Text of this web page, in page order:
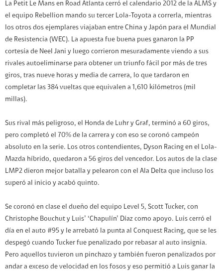
La Petit Le Mans en Road Atlanta cerró el calendario 2012 de la ALMS y
el equipo Rebellion mando su tercer Lola-Toyota a correrla, mientras
los otros dos ejemplares viajaban entre China y Japón para el Mundial
de Resistencia (WEC). La apuesta fue buena pues ganaron la PP
cortesía de Neel Jani y luego corrieron mesuradamente viendo a sus
rivales autoeliminarse para obtener un triunfo fácil por más de tres
giros, tras nueve horas y media de carrera, lo que tardaron en
completar las 384 vueltas que equivalen a 1,610 kilómetros (mil
millas).
Sus rival más peligroso, el Honda de Luhr y Graf, terminó a 60 giros,
pero completó el 70% de la carrera y con eso se coronó campeón
absoluto en la serie. Los otros contendientes, Dyson Racing en el Lola-
Mazda híbrido, quedaron a 56 giros del vencedor. Los autos de la clase
LMP2 dieron mejor batalla y pelearon con el Ala Delta que incluso los
superó al inicio y acabó quinto.
Se coronó en clase el dueño del equipo Level 5, Scott Tucker, con
Christophe Bouchut y Luis’ ‘Chapulín’ Díaz como apoyo. Luis cerró el
día en el auto #95 y le arrebató la punta al Conquest Racing, que se les
despegó cuando Tucker fue penalizado por rebasar al auto insignia.
Pero aquellos tuvieron un pinchazo y también fueron penalizados por
andar a exceso de velocidad en los fosos y eso permitió a Luis ganar la